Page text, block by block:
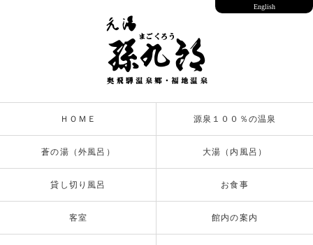
ＨＯＭＥ 源泉１００％の温泉
蒼の湯（外風呂） 大湯（内風呂）
貸し切り風呂 お食事
客室 館内の案内
English